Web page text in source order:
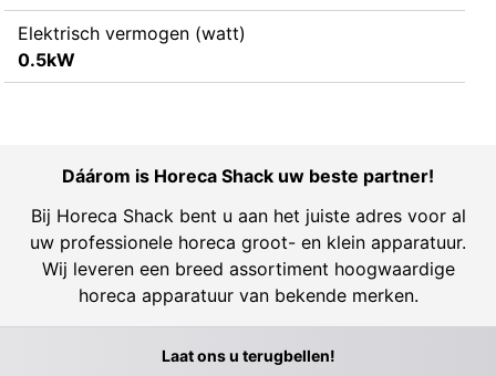
Elektrisch vermogen (watt)
0.5kW
Dáárom is Horeca Shack uw beste partner!
Bij Horeca Shack bent u aan het juiste adres voor al
uw professionele horeca groot- en klein apparatuur.
Wij leveren een breed assortiment hoogwaardige
horeca apparatuur van bekende merken.
Laat ons u terugbellen!